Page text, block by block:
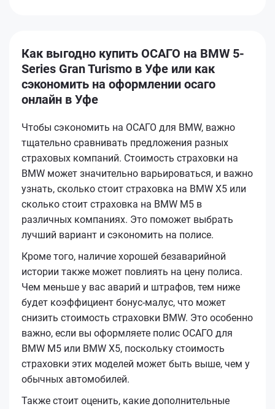
Как выгодно купить ОСАГО на BMW 5-
Series Gran Turismo в Уфе или как
сэкономить на оформлении осаго
онлайн в Уфе
Чтобы сэкономить на ОСАГО для BMW, важно
тщательно сравнивать предложения разных
страховых компаний. Стоимость страховки на
BMW может значительно варьироваться, и важно
узнать, сколько стоит страховка на BMW X5 или
сколько стоит страховка на BMW M5 в
различных компаниях. Это поможет выбрать
лучший вариант и сэкономить на полисе.
Кроме того, наличие хорошей безаварийной
истории также может повлиять на цену полиса.
Чем меньше у вас аварий и штрафов, тем ниже
будет коэффициент бонус-малус, что может
снизить стоимость страховки BMW. Это особенно
важно, если вы оформляете полис ОСАГО для
BMW M5 или BMW X5, поскольку стоимость
страховки этих моделей может быть выше, чем у
обычных автомобилей.
Также стоит оценить, какие дополнительные